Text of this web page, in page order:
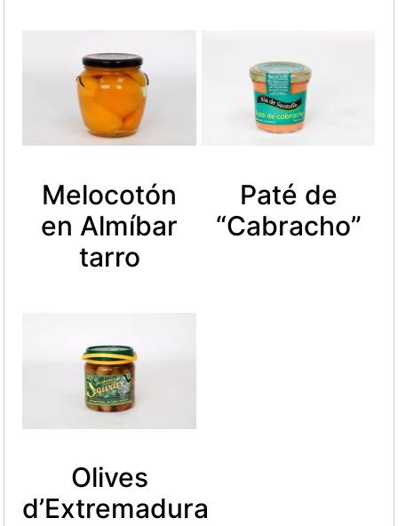
Melocotón
en Almíbar
tarro
Paté de
“Cabracho”
Olives
d’Extremadura